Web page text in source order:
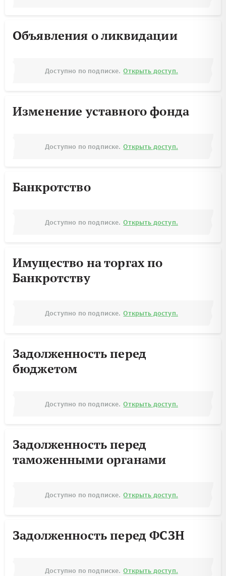
Объявления о ликвидации
Доступно по подписке. Открыть доступ.
Изменение уставного фонда
Доступно по подписке. Открыть доступ.
Банкротство
Доступно по подписке. Открыть доступ.
Имущество на торгах по
Банкротству
Доступно по подписке. Открыть доступ.
Задолженность перед
бюджетом
Доступно по подписке. Открыть доступ.
Задолженность перед
таможенными органами
Доступно по подписке. Открыть доступ.
Задолженность перед ФСЗН
Доступно по подписке. Открыть доступ.